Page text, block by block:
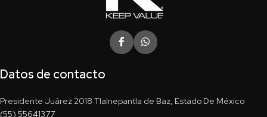
Datos de contacto
Presidente Juárez 2018 Tlalnepantla de Baz, Estado De México
(55) 55641377